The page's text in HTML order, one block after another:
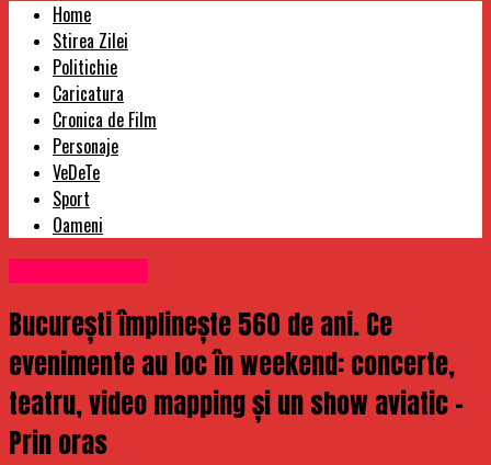
Home
Stirea Zilei
Politichie
Caricatura
Cronica de Film
Personaje
VeDeTe
Sport
Oameni
București împlinește 560 de ani. Ce
evenimente au loc în weekend: concerte,
teatru, video mapping și un show aviatic –
Prin oras